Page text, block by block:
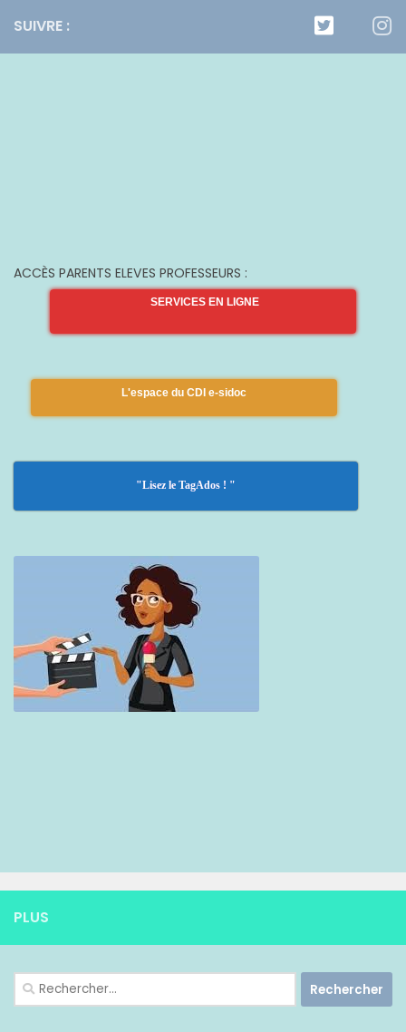
SUIVRE :
ACCÈS PARENTS ELEVES PROFESSEURS :
SERVICES EN LIGNE
L'espace du CDI e-sidoc
"Lisez le TagAdos ! "
PLUS
Rechercher :